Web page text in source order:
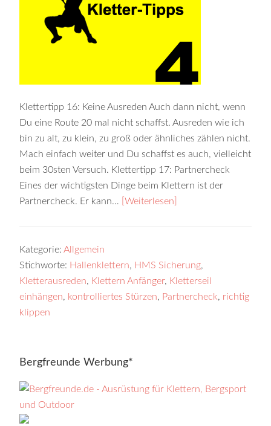
Klettertipp 16: Keine Ausreden Auch dann nicht, wenn
Du eine Route 20 mal nicht schaffst. Ausreden wie ich
bin zu alt, zu klein, zu groß oder ähnliches zählen nicht.
Mach einfach weiter und Du schaffst es auch, vielleicht
beim 30sten Versuch. Klettertipp 17: Partnercheck
Eines der wichtigsten Dinge beim Klettern ist der
Partnercheck. Er kann…
[Weiterlesen]
Kategorie:Allgemein
Stichworte: Hallenklettern, HMS Sicherung,
Kletterausreden, Klettern Anfänger, Kletterseil
einhängen, kontrolliertes Stürzen, Partnercheck, richtig
klippen
Bergfreunde Werbung*